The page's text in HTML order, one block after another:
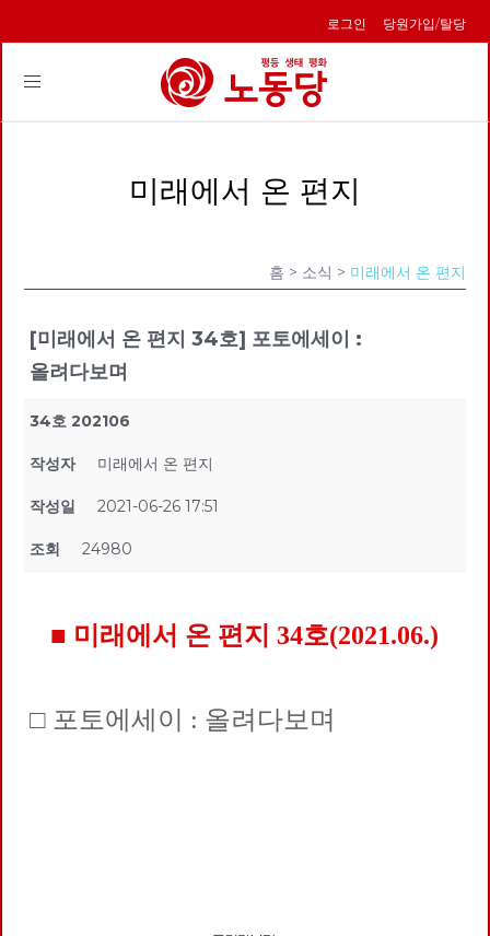
로그인 당원가입/탈당
Toggle
미래에서 온 편지
홈 > 소식 > 미래에서 온 편지
[미래에서 온 편지 34호] 포토에세이 :
올려다보며
34호 202106
작성자 미래에서 온 편지
작성일 2021-06-26 17:51
조회 24980
■ 미래에서 온 편지 34호(2021.06.)
□ 포토에세이 : 올려다보며